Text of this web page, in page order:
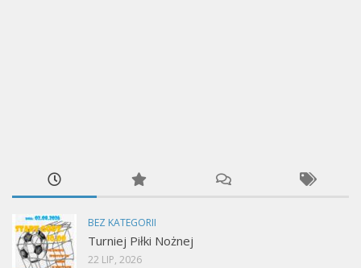
BEZ KATEGORII
Turniej Piłki Nożnej
22 LIP, 2026